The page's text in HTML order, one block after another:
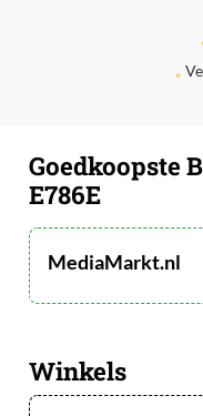
Goedkoopste
E786E
MediaMarkt.nl
Winkels